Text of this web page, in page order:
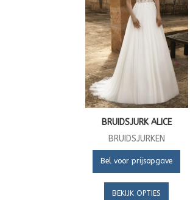
BRUIDSJURK ALICE
BRUIDSJURKEN
Bel voor prijsopgave
BEKIJK OPTIES